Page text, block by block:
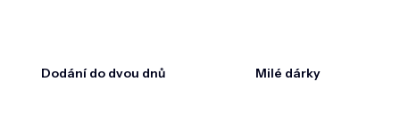
Dodání do dvou dnů Milé dárky